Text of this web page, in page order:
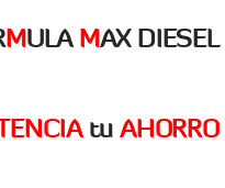
MULAMAX DIESEL
tuAHORRO